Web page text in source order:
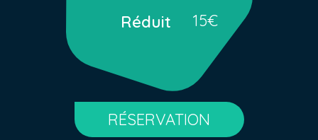
Réduit
15€
RÉSERVATION